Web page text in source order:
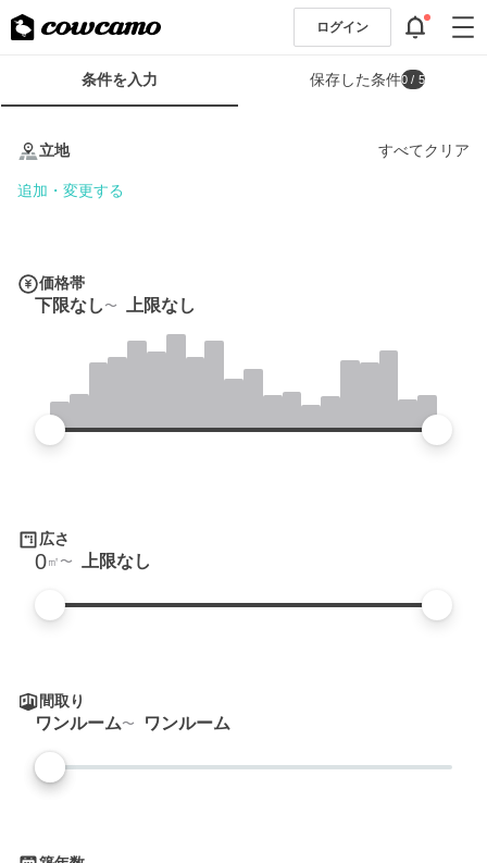
ログイン
条
条件を入力 保存した条件0 / 5
立地 すべてクリア
追加・変更する
価格帯
下限なし 上限なし
広さ
0㎡ 上限なし
間取り
ワンルーム ワンルーム